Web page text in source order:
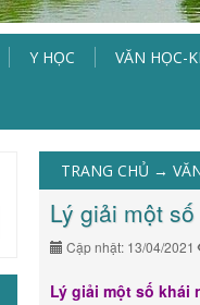
Y HỌC VĂN HỌC-
TRANG CHỦ →
Lý giải một
Cập nhật: 13/04/2021
Lý giải một số khái